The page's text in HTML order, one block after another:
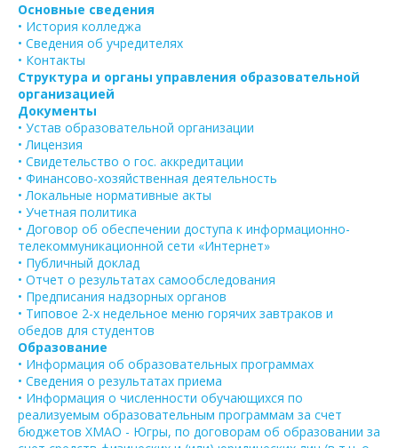
Основные сведения
• История колледжа
• Сведения об учредителях
• Контакты
Структура и органы управления образовательной
организацией
Документы
• Устав образовательной организации
• Лицензия
• Свидетельство о гос. аккредитации
• Финансово-хозяйственная деятельность
• Локальные нормативные акты
• Учетная политика
• Договор об обеспечении доступа к информационно-
телекоммуникационной сети «Интернет»
• Публичный доклад
• Отчет о результатах самообследования
• Предписания надзорных органов
• Типовое 2-х недельное меню горячих завтраков и
обедов для студентов
Образование
• Информация об образовательных программах
• Сведения о результатах приема
• Информация о численности обучающихся по
реализуемым образовательным программам за счет
бюджетов ХМАО - Югры, по договорам об образовании за